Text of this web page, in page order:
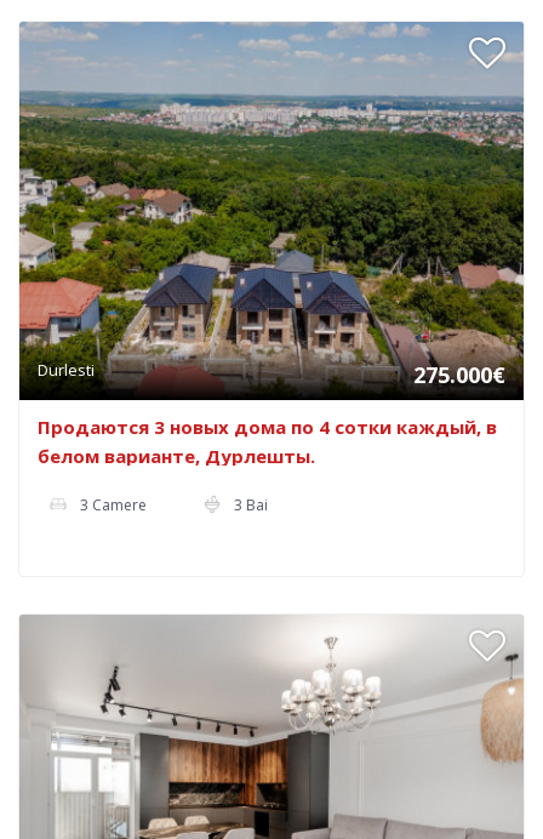
Durlesti 275.000€
Продаются 3 новых дома по 4 сотки каждый, в
белом варианте, Дурлешты.
3 Camere 3 Bai